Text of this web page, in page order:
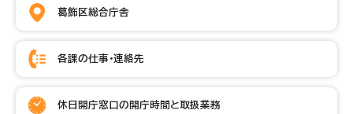
葛飾区総合庁舎
各課の仕事・連絡先
休日開庁窓口の開庁時間と取扱業務